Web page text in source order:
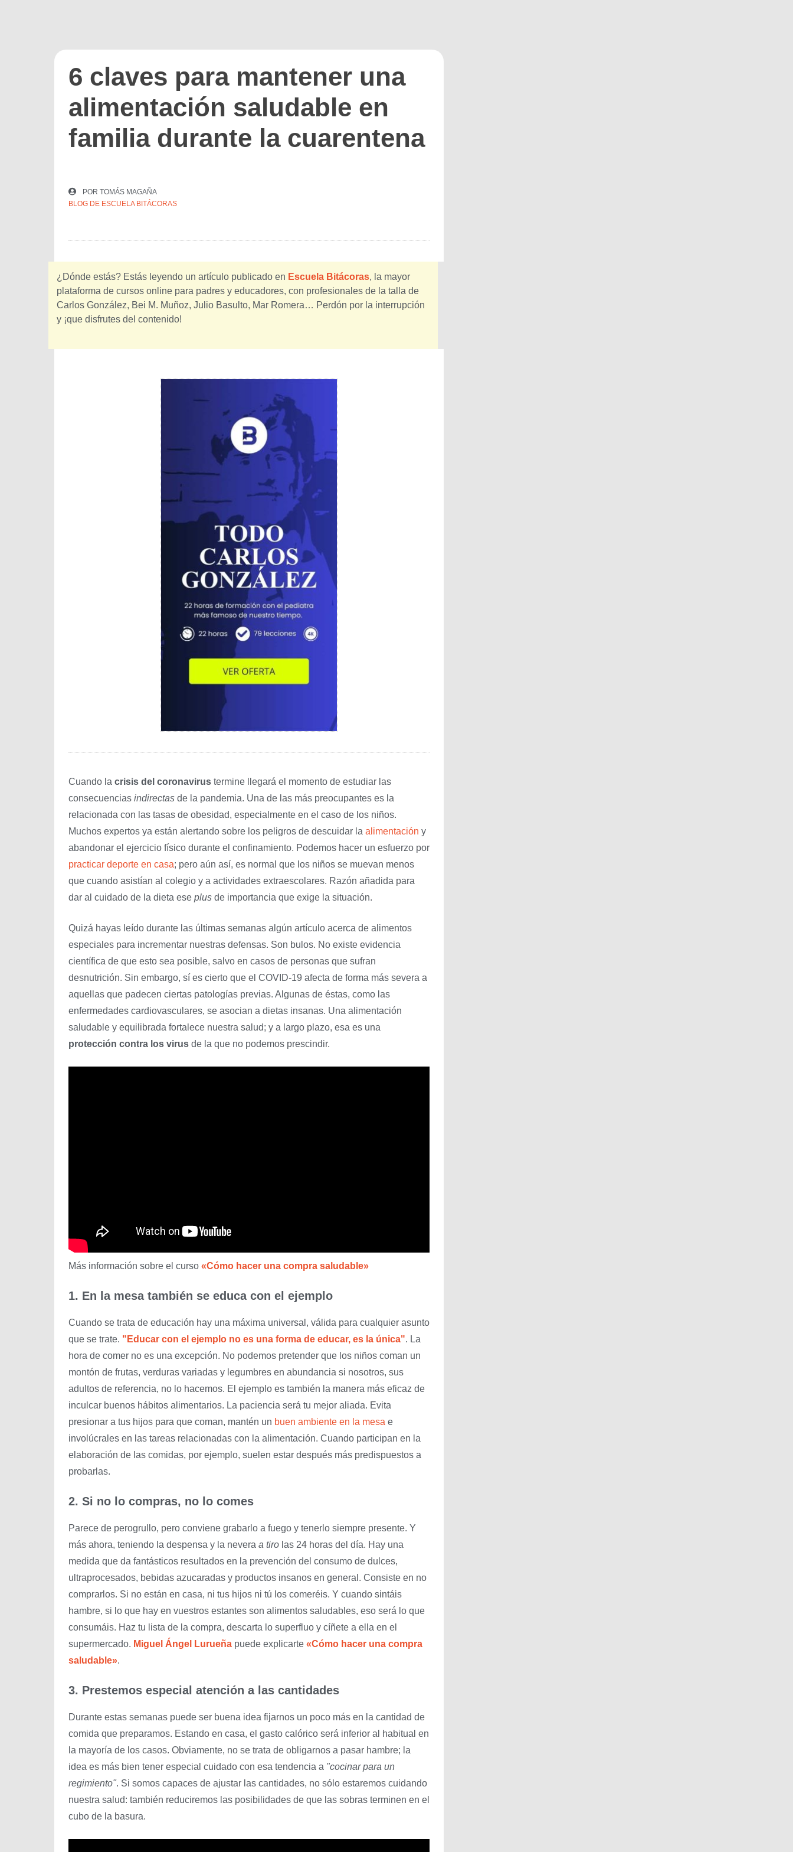
6 claves para mantener una
alimentación saludable en
familia durante la cuarentena
POR TOMÁS MAGAÑA
BLOG DE ESCUELA BITÁCORAS
¿Dónde estás? Estás leyendo un artículo publicado en Escuela Bitácoras, la mayor
plataforma de cursos online para padres y educadores, con profesionales de la talla de
Carlos González, Bei M. Muñoz, Julio Basulto, Mar Romera… Perdón por la interrupción
y ¡que disfrutes del contenido!
Cuando la crisis del coronavirus termine llegará el momento de estudiar las
consecuencias indirectas de la pandemia. Una de las más preocupantes es la
relacionada con las tasas de obesidad, especialmente en el caso de los niños.
Muchos expertos ya están alertando sobre los peligros de descuidar la alimentación y
abandonar el ejercicio físico durante el confinamiento. Podemos hacer un esfuerzo por
practicar deporte en casa; pero aún así, es normal que los niños se muevan menos
que cuando asistían al colegio y a actividades extraescolares. Razón añadida para
dar al cuidado de la dieta ese plus de importancia que exige la situación.
Quizá hayas leído durante las últimas semanas algún artículo acerca de alimentos
especiales para incrementar nuestras defensas. Son bulos. No existe evidencia
científica de que esto sea posible, salvo en casos de personas que sufran
desnutrición. Sin embargo, sí es cierto que el COVID-19 afecta de forma más severa a
aquellas que padecen ciertas patologías previas. Algunas de éstas, como las
enfermedades cardiovasculares, se asocian a dietas insanas. Una alimentación
saludable y equilibrada fortalece nuestra salud; y a largo plazo, esa es una
protección contra los virus de la que no podemos prescindir.
Más información sobre el curso «Cómo hacer una compra saludable»
1. En la mesa también se educa con el ejemplo
Cuando se trata de educación hay una máxima universal, válida para cualquier asunto
que se trate. "Educar con el ejemplo no es una forma de educar, es la única". La
hora de comer no es una excepción. No podemos pretender que los niños coman un
montón de frutas, verduras variadas y legumbres en abundancia si nosotros, sus
adultos de referencia, no lo hacemos. El ejemplo es también la manera más eficaz de
inculcar buenos hábitos alimentarios. La paciencia será tu mejor aliada. Evita
presionar a tus hijos para que coman, mantén un buen ambiente en la mesa e
involúcrales en las tareas relacionadas con la alimentación. Cuando participan en la
elaboración de las comidas, por ejemplo, suelen estar después más predispuestos a
probarlas.
2. Si no lo compras, no lo comes
Parece de perogrullo, pero conviene grabarlo a fuego y tenerlo siempre presente. Y
más ahora, teniendo la despensa y la nevera a tiro las 24 horas del día. Hay una
medida que da fantásticos resultados en la prevención del consumo de dulces,
ultraprocesados, bebidas azucaradas y productos insanos en general. Consiste en no
comprarlos. Si no están en casa, ni tus hijos ni tú los comeréis. Y cuando sintáis
hambre, si lo que hay en vuestros estantes son alimentos saludables, eso será lo que
consumáis. Haz tu lista de la compra, descarta lo superfluo y cíñete a ella en el
supermercado. Miguel Ángel Lurueña puede explicarte «Cómo hacer una compra
saludable».
3. Prestemos especial atención a las cantidades
Durante estas semanas puede ser buena idea fijarnos un poco más en la cantidad de
comida que preparamos. Estando en casa, el gasto calórico será inferior al habitual en
la mayoría de los casos. Obviamente, no se trata de obligarnos a pasar hambre; la
idea es más bien tener especial cuidado con esa tendencia a "cocinar para un
regimiento". Si somos capaces de ajustar las cantidades, no sólo estaremos cuidando
nuestra salud: también reduciremos las posibilidades de que las sobras terminen en el
cubo de la basura.